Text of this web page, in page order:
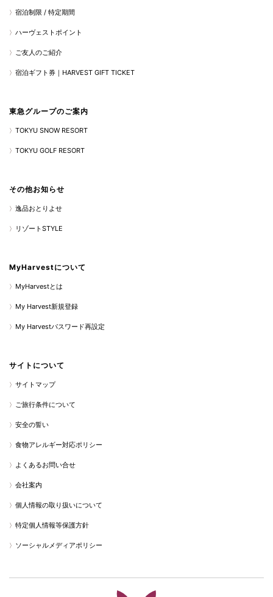
宿泊制限 / 特定期間
ハーヴェストポイント
ご友人のご紹介
宿泊ギフト券｜HARVEST GIFT TICKET
東急グループのご案内
TOKYU SNOW RESORT
TOKYU GOLF RESORT
その他お知らせ
逸品おとりよせ
リゾートSTYLE
MyHarvestについて
MyHarvestとは
My Harvest新規登録
My Harvestパスワード再設定
サイトについて
サイトマップ
ご旅行条件について
安全の誓い
食物アレルギー対応ポリシー
よくあるお問い合せ
会社案内
個人情報の取り扱いについて
特定個人情報等保護方針
ソーシャルメディアポリシー